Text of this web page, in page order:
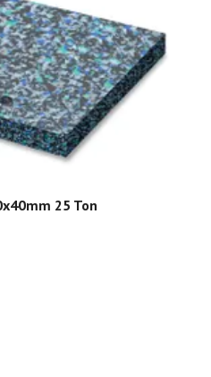
25 Ton